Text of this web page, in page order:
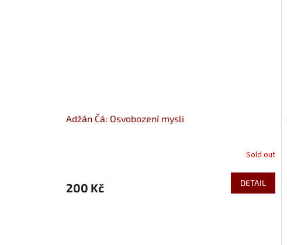
Adžán Čá: Osvobození mysli
Sold out
200 Kč DETAIL